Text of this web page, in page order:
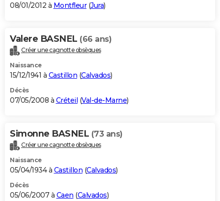
08/01/2012 à Montfleur(Jura)
Valere BASNEL (66 ans)
Créer une cagnotte obsèques
Naissance
15/12/1941 à Castillon (Calvados)
Décès
07/05/2008 à Créteil (Val-de-Marne)
Simonne BASNEL (73 ans)
Créer une cagnotte obsèques
Naissance
05/04/1934 à Castillon (Calvados)
Décès
05/06/2007 à Caen (Calvados)